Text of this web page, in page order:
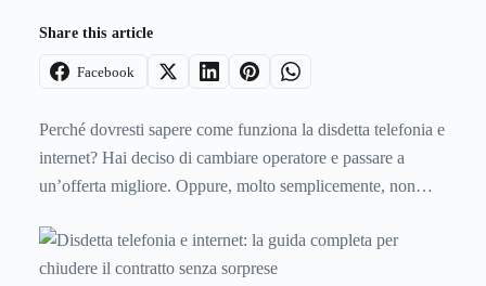
Share this article
Facebook
Perché dovresti sapere come funziona la disdetta telefonia e
internet? Hai deciso di cambiare operatore e passare a
un’offerta migliore. Oppure, molto semplicemente, non
Ma ora arriva la parte scomoda, cioè la disdetta. Quella fase
in cui ogni gestore sembra avere regole diverse, moduli,